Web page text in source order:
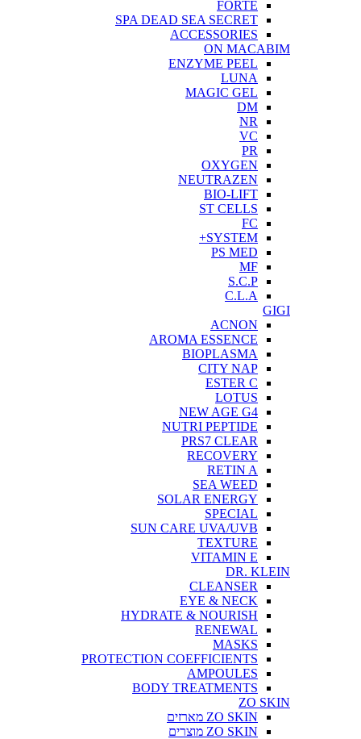
FORTE
SPA DEAD SEA SECRET
ACCESSORIES
ON MACABIM
ENZYME PEEL
LUNA
MAGIC GEL
DM
NR
VC
PR
OXYGEN
NEUTRAZEN
BIO-LIFT
ST CELLS
FC
SYSTEM+
PS MED
MF
S.C.P
C.L.A
GIGI
ACNON
AROMA ESSENCE
BIOPLASMA
CITY NAP
ESTER C
LOTUS
NEW AGE G4
NUTRI PEPTIDE
PRS7 CLEAR
RECOVERY
RETIN A
SEA WEED
SOLAR ENERGY
SPECIAL
SUN CARE UVA/UVB
TEXTURE
VITAMIN E
DR. KLEIN
CLEANSER
EYE & NECK
HYDRATE & NOURISH
RENEWAL
MASKS
PROTECTION COEFFICIENTS
AMPOULES
BODY TREATMENTS
ZO SKIN
ZO SKIN מארזים
ZO SKIN מוצרים